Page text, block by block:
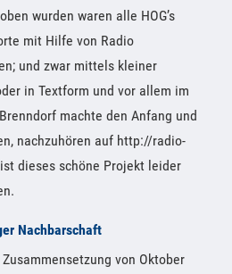
wurden waren alle HOG’s
mit Hilfe von Radio
und zwar mittels kleiner
in Textform und vor allem im
machte den Anfang und
nachzuhören auf http://radio-
dieses schöne Projekt leider
Nachbarschaft
von Oktober